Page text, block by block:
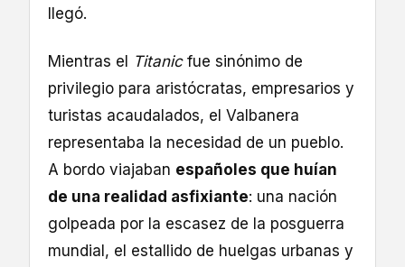
llegó.
Mientras el Titanicfue sinónimo de
privilegio para aristócratas, empresarios y
turistas acaudalados, el Valbanera
representaba la necesidad de un pueblo.
A bordo viajaban españoles que huían
de una realidad asfixiante: una nación
golpeada por la escasez de la posguerra
mundial, el estallido de huelgas urbanas y